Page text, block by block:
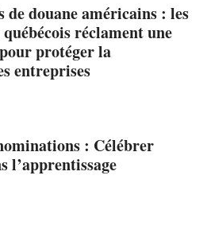
de douane américains : les
réclament une
protéger la
entreprises
: Célébrer
l’apprentissage